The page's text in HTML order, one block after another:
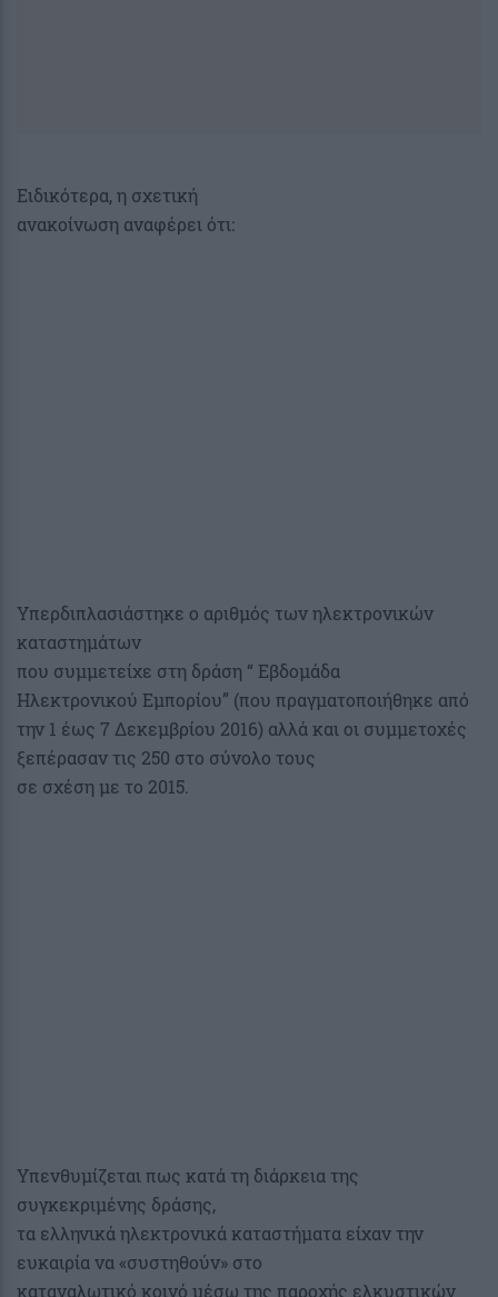
Ειδικότερα, η σχετική
ανακοίνωση αναφέρει ότι:
Υπερδιπλασιάστηκε ο αριθμός των ηλεκτρονικών
καταστημάτων
που συμμετείχε στη δράση “ Εβδομάδα
Ηλεκτρονικού Εμπορίου” (που πραγματοποιήθηκε από
την 1 έως 7 Δεκεμβρίου 2016) αλλά και οι συμμετοχές
ξεπέρασαν τις 250 στο σύνολο τους
σε σχέση με το 2015.
Υπενθυμίζεται πως κατά τη διάρκεια της
συγκεκριμένης δράσης,
τα ελληνικά ηλεκτρονικά καταστήματα είχαν την
ευκαιρία να «συστηθούν» στο
καταναλωτικό κοινό μέσω της παροχής ελκυστικών